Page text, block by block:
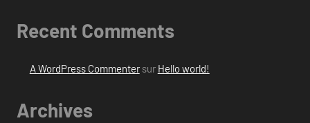
Recent Comments
A WordPress Commentersur Hello world!
Archives